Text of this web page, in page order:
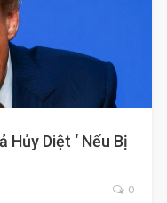
Hủy Diệt ‘ Nếu Bị
0